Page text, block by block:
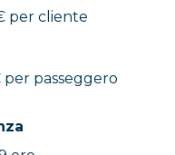
per cliente
passeggero